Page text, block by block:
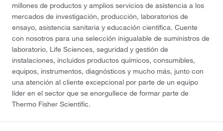
millones de productos y amplios servicios de asistencia a los
mercados de investigación, producción, laboratorios de
ensayo, asistencia sanitaria y educación científica. Cuente
con nosotros para una selección inigualable de suministros de
laboratorio, Life Sciences, seguridad y gestión de
instalaciones, incluidos productos químicos, consumibles,
equipos, instrumentos, diagnósticos y mucho más, junto con
una atención al cliente excepcional por parte de un equipo
líder en el sector que se enorgullece de formar parte de
Thermo Fisher Scientific.